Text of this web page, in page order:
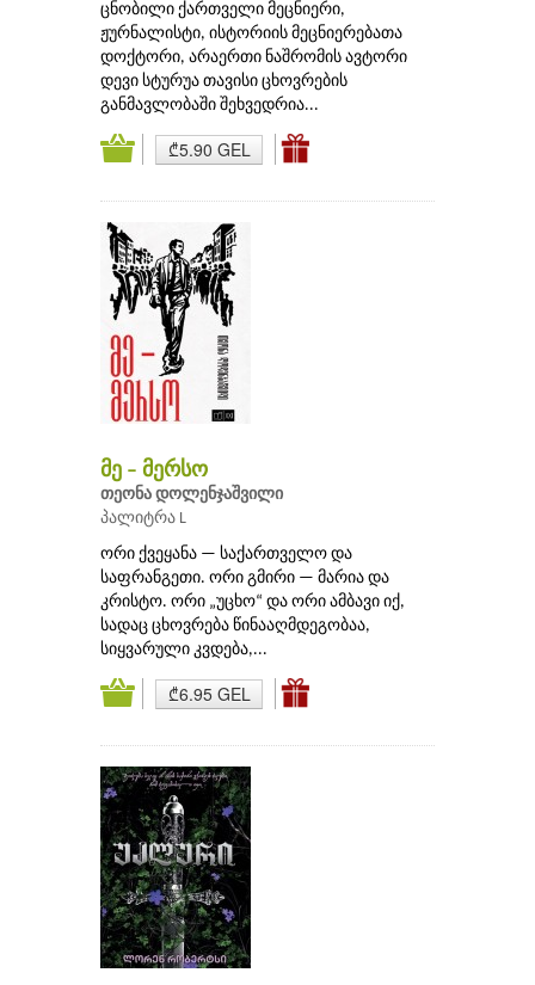
ცნობილი ქართველი მეცნიერი,
ჟურნალისტი, ისტორიის მეცნიერებათა
დოქტორი, არაერთი ნაშრომის ავტორი
დევი სტურუა თავისი ცხოვრების
განმავლობაში შეხვედრია...
₾5.90 GEL
მე – მერსო
თეონა დოლენჯაშვილი
პალიტრა L
ორი ქვეყანა — საქართველო და
საფრანგეთი. ორი გმირი — მარია და
კრისტო. ორი „უცხო“ და ორი ამბავი იქ,
სადაც ცხოვრება წინააღმდეგობაა,
სიყვარული კვდება,...
₾6.95 GEL